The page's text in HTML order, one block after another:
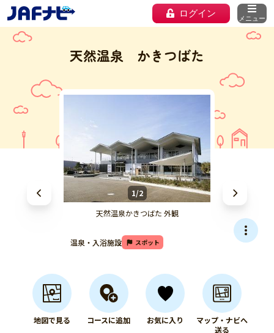
ログイン メニュー
天然温泉 かきつばた
1/2
天然温泉かきつばた 外観
温泉・入浴施設 スポット
地図で見る コースに追加 お気に入り
マップ・ナビへ
送る